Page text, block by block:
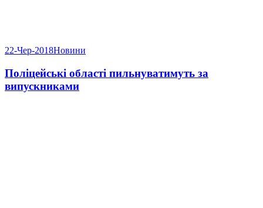
22-Чер-2018Новини
Поліцейські області пильнуватимуть за
випускниками